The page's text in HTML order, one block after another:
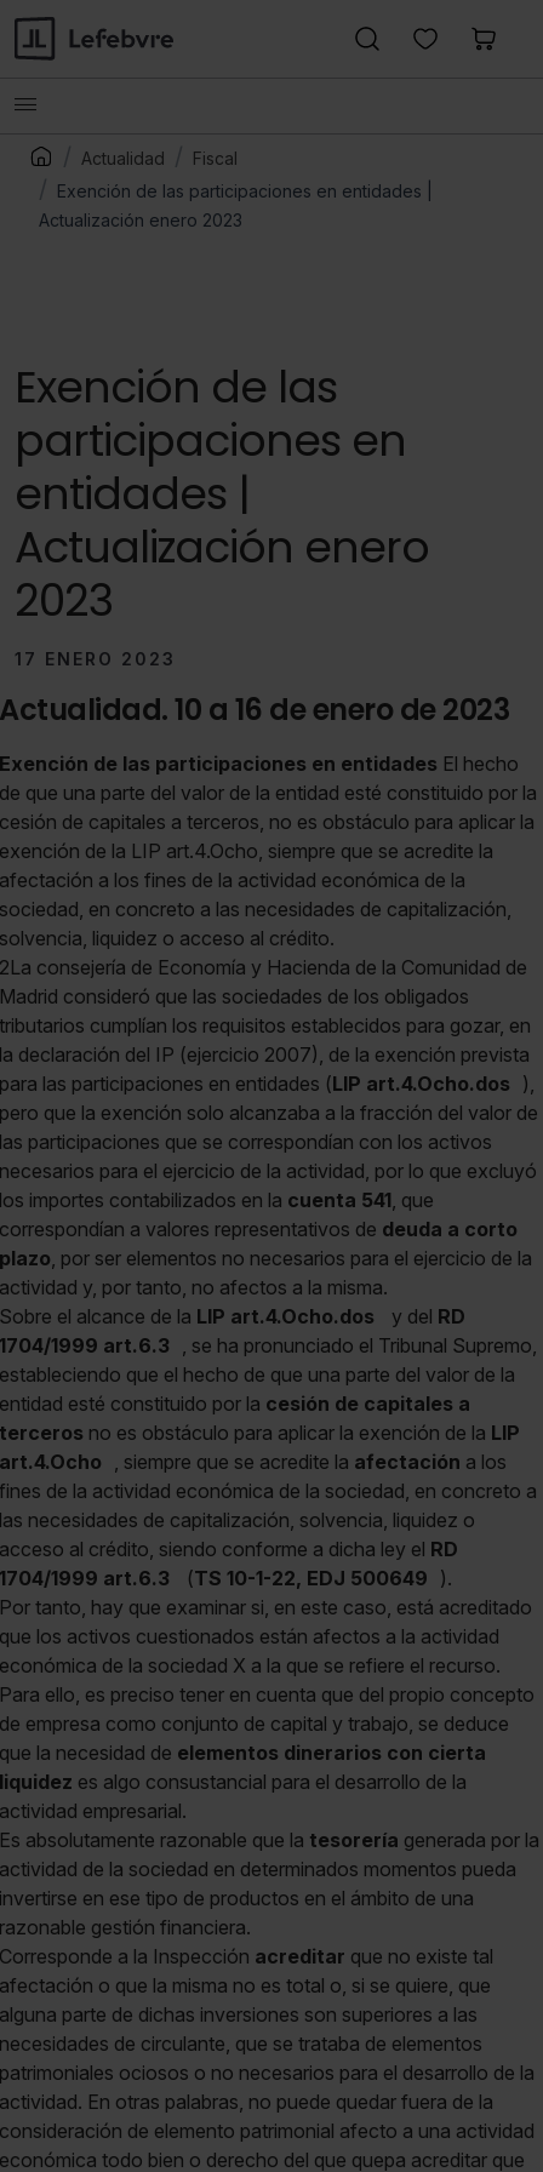
Actualidad
Fiscal
Exención de las participaciones en entidades |
Actualización enero 2023
Exención de las
participaciones en
entidades |
Actualización enero
2023
17 ENERO 2023
Actualidad. 10 a 16 de enero de 2023
Exención de las participaciones en entidades El hecho
de que una parte del valor de la entidad esté constituido por la
cesión de capitales a terceros, no es obstáculo para aplicar la
exención de la LIP art.4.Ocho, siempre que se acredite la
afectación a los fines de la actividad económica de la
sociedad, en concreto a las necesidades de capitalización,
solvencia, liquidez o acceso al crédito.
2La consejería de Economía y Hacienda de la Comunidad de
Madrid consideró que las sociedades de los obligados
tributarios cumplían los requisitos establecidos para gozar, en
la declaración del IP (ejercicio 2007), de la exención prevista
para las participaciones en entidades (LIP art.4.Ocho.dos ),
pero que la exención solo alcanzaba a la fracción del valor de
las participaciones que se correspondían con los activos
necesarios para el ejercicio de la actividad, por lo que excluyó
los importes contabilizados en la cuenta 541, que
correspondían a valores representativos de deuda a corto
plazo, por ser elementos no necesarios para el ejercicio de la
actividad y, por tanto, no afectos a la misma.
Sobre el alcance de la LIP art.4.Ocho.dos y del RD
1704/1999 art.6.3 , se ha pronunciado el Tribunal Supremo,
estableciendo que el hecho de que una parte del valor de la
entidad esté constituido por la cesión de capitales a
terceros no es obstáculo para aplicar la exención de la LIP
art.4.Ocho , siempre que se acredite la afectación a los
fines de la actividad económica de la sociedad, en concreto a
las necesidades de capitalización, solvencia, liquidez o
acceso al crédito, siendo conforme a dicha ley el RD
1704/1999 art.6.3
(TS 10-1-22, EDJ 500649 ).
Por tanto, hay que examinar si, en este caso, está acreditado
que los activos cuestionados están afectos a la actividad
económica de la sociedad X a la que se refiere el recurso.
Para ello, es preciso tener en cuenta que del propio concepto
de empresa como conjunto de capital y trabajo, se deduce
que la necesidad de elementos dinerarios con cierta
liquidez es algo consustancial para el desarrollo de la
actividad empresarial.
Es absolutamente razonable que la tesorería generada por la
actividad de la sociedad en determinados momentos pueda
invertirse en ese tipo de productos en el ámbito de una
razonable gestión financiera.
Corresponde a la Inspección acreditar que no existe tal
afectación o que la misma no es total o, si se quiere, que
alguna parte de dichas inversiones son superiores a las
necesidades de circulante, que se trataba de elementos
patrimoniales ociosos o no necesarios para el desarrollo de la
actividad. En otras palabras, no puede quedar fuera de la
consideración de elemento patrimonial afecto a una actividad
económica todo bien o derecho del que quepa acreditar que